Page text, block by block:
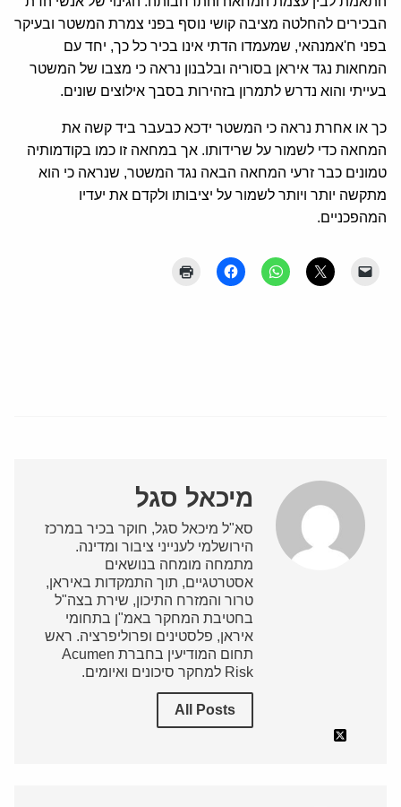
הבכירים להחלטה מציבה קושי נוסף בפני צמרת המשטר ובעיקר
בפני ח'אמנהאי, שמעמדו הדתי אינו בכיר כל כך, יחד עם
המחאות נגד איראן בסוריה ובלבנון נראה כי מצבו של המשטר
בעייתי והוא נדרש לתמרון בזהירות בסבך אילוצים שונים.
כך או אחרת נראה כי המשטר ידכא כבעבר ביד קשה את
המחאה כדי לשמור על שרידותו. אך במחאה זו כמו בקודמותיה
טמונים כבר זרעי המחאה הבאה נגד המשטר, שנראה כי הוא
מתקשה יותר ויותר לשמור על יציבותו ולקדם את יעדיו
המהפכניים.
מיכאל סגל
סא"ל מיכאל סגל, חוקר בכיר במרכז
הירושלמי לענייני ציבור ומדינה.
מתמחה מומחה בנושאים
אסטרטגיים, תוך התמקדות באיראן,
טרור והמזרח התיכון, שירת בצה"ל
בחטיבת המחקר באמ"ן בתחומי
איראן, פלסטינים ופרוליפרציה. ראש
תחום המודיעין בחברת Acumen
Risk למחקר סיכונים ואיומים.
All Posts